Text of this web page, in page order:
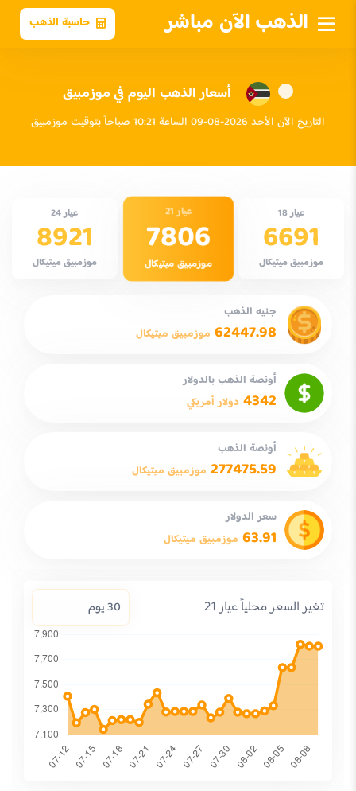
الذهب الآن مباشر حاسبة الذهب
أسعار الذهب اليوم في موزمبيق
التاريخ الآن الأحد 2026-08-09 الساعة 10:21 صباحاً بتوقيت موزمبيق
عيار 18
6691
موزمبيق ميتيكال
عيار 21
7806
موزمبيق ميتيكال
عيار 24
8921
موزمبيق ميتيكال
جنيه الذهب
62447.98 موزمبيق ميتيكال
أونصة الذهب بالدولار
4342 دولار أمريكي
أونصة الذهب
277475.59 موزمبيق ميتيكال
سعر الدولار
63.91 موزمبيق ميتيكال
تغير السعر محلياً عيار 21